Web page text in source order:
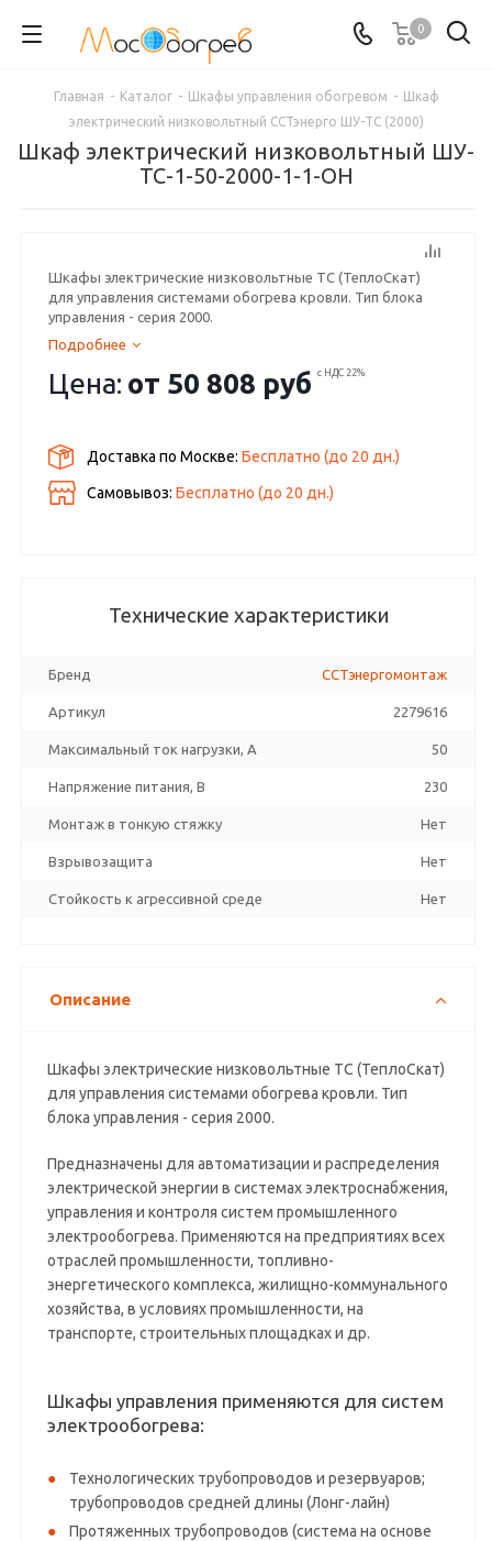
0
Главная - Каталог - Шкафы управления обогревом - Шкаф
электрический низковольтный ССТэнерго ШУ-ТС (2000)
Шкаф электрический низковольтный ШУ-
ТС-1-50-2000-1-1-OH
Шкафы электрические низковольтные ТС (ТеплоСкат)
для управления системами обогрева кровли. Тип блока
управления - серия 2000.
Подробнее
Цена: от 50 808 руб с НДС 22%
Доставка по Москве:Бесплатно (до 20 дн.)
Самовывоз:Бесплатно (до 20 дн.)
Технические характеристики
Бренд ССТэнергомонтаж
Артикул 2279616
Максимальный ток нагрузки, А 50
Напряжение питания, В 230
Монтаж в тонкую стяжку Нет
Взрывозащита Нет
Стойкость к агрессивной среде Нет
Описание
Шкафы электрические низковольтные ТС (ТеплоСкат)
для управления системами обогрева кровли. Тип
блока управления - серия 2000.
Предназначены для автоматизации и распределения
электрической энергии в системах электроснабжения,
управления и контроля систем промышленного
электрообогрева. Применяются на предприятиях всех
отраслей промышленности, топливно-
энергетического комплекса, жилищно-коммунального
хозяйства, в условиях промышленности, на
транспорте, строительных площадках и др.
Шкафы управления применяются для систем
электрообогрева:
Технологических трубопроводов и резервуаров;
трубопроводов средней длины (Лонг-лайн)
Протяженных трубопроводов (система на основе